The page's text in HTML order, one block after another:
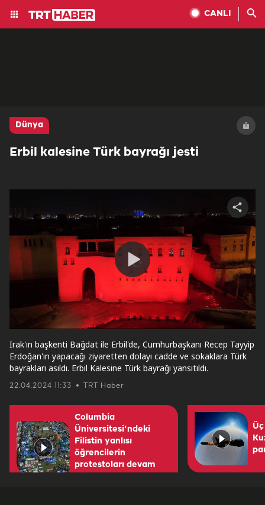
CANLI
Dünya
Erbil kalesine Türk bayrağı jesti
Play
Video
Share
video
22.04.2024 11:33 TRT Haber
Irak'ın başkenti Bağdat ile Erbil'de, Cumhurbaşkanı Recep Tayyip
Erdoğan'ın yapacağı ziyaretten dolayı cadde ve sokaklara Türk
bayrakları asıldı. Erbil Kalesine Türk bayrağı yansıtıldı.
Columbia
Üniversitesi'ndeki
Filistin yanlısı
öğrencilerin
protestoları devam